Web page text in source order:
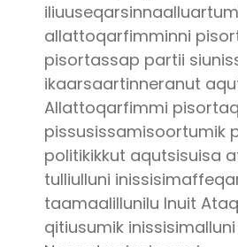
allattoqarfimminni
pisortassap partii
ikaarsaartinneranut
Allattoqarfimmi pisortaq
pissusissamisoortumik
politikikkut aqutsisuisa
tulliulluni
taamaalillunilu Inuit
qitiusumik